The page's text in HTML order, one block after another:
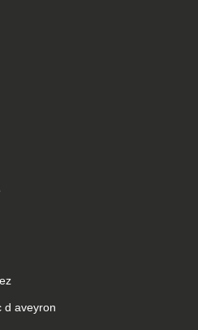
d aveyron